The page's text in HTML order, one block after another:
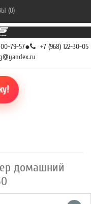
79-57● +7 (968) 122-30-05
домашний
(0)